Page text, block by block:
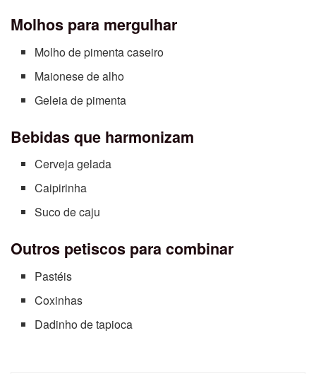
Molhos para mergulhar
Molho de pimenta caseiro
Maionese de alho
Geleia de pimenta
Bebidas que harmonizam
Cerveja gelada
Caipirinha
Suco de caju
Outros petiscos para combinar
Pastéis
Coxinhas
Dadinho de tapioca